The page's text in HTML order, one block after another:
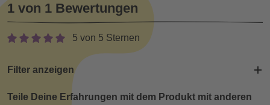
1 von 1 Bewertungen
5 von 5 Sternen
Filter anzeigen
Teile Deine Erfahrungen mit dem Produkt mit anderen